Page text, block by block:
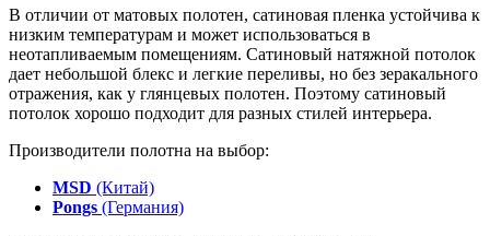
В отличии от матовых полотен, сатиновая пленка устойчива к
низким температурам и может использоваться в
неотапливаемым помещениям. Сатиновый натяжной потолок
дает небольшой блекс и легкие переливы, но без зеракального
отражения, как у глянцевых полотен. Поэтому сатиновый
потолок хорошо подходит для разных стилей интерьера.
Производители полотна на выбор:
MSD (Китай)
Pongs (Германия)